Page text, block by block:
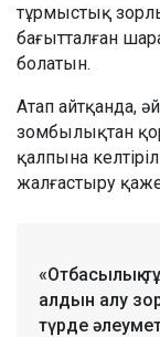
тұрмыстық
бағытталған
болатын.
Атап айтқанда,
зомбылықтан
қалпына
жалғастыру
«Отбасылық-
алдын алу
түрде